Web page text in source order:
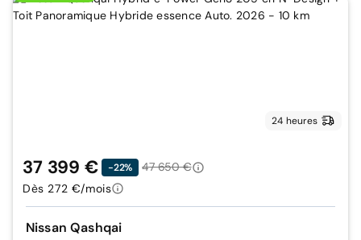
24 heures
Nissan Qashqai
37 399 € -22%
47 650 €
Dès 272 €/mois